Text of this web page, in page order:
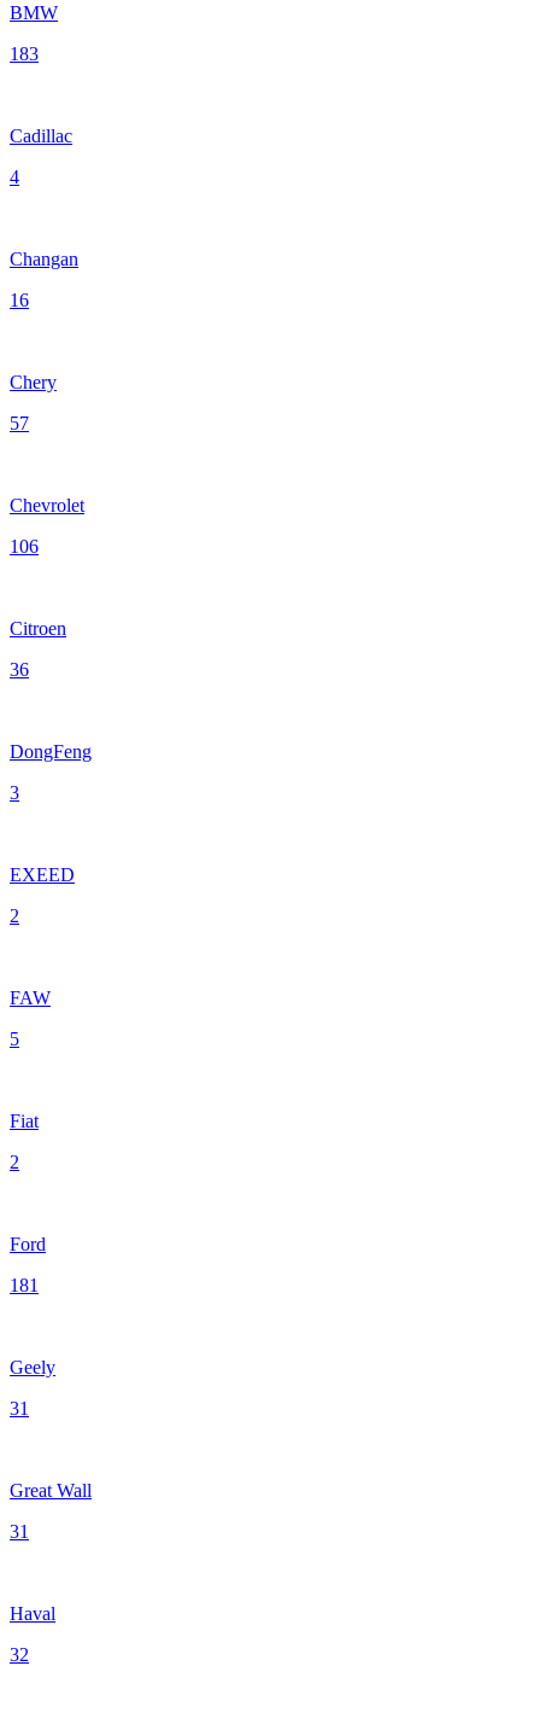
BMW
183
Cadillac
4
Changan
16
Chery
57
Chevrolet
106
Citroen
36
DongFeng
3
EXEED
2
FAW
5
Fiat
2
Ford
181
Geely
31
Great Wall
31
Haval
32